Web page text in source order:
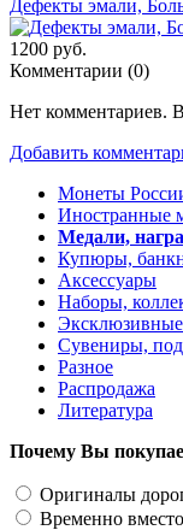
Дефекты эмали,
1200 руб.
Комментарии (0)
Нет комментариев.
Добавить
Монеты
Иностранные
Медали,
Купюры,
Аксессуары
Наборы,
Сувениры,
Разное
Распродажа
Литература
Почему Вы
Оригиналы
Временно